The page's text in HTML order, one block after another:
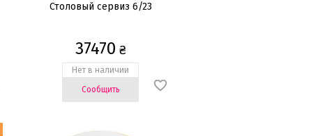
Столовый сервиз 6/23
37470 ₴
Нет в наличии
Сообщить